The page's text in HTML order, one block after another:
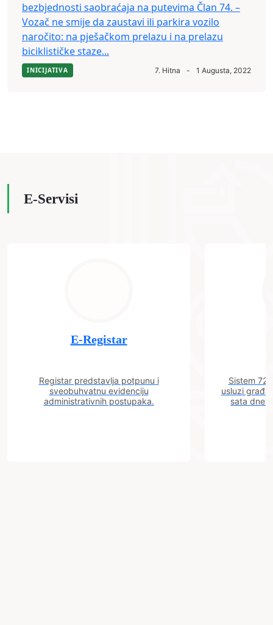
bezbjednosti saobraćaja na putevima Član 74. –
Vozač ne smije da zaustavi ili parkira vozilo
naročito: na pješačkom prelazu i na prelazu
biciklističke staze...
INICIJATIVA 7. Hitna - 1 Augusta, 2022
E-Servisi
E-Registar
Registar predstavlja potpunu i
sveobuhvatnu evidenciju
administrativnih postupaka.
Sistem 72
usluzi
sata